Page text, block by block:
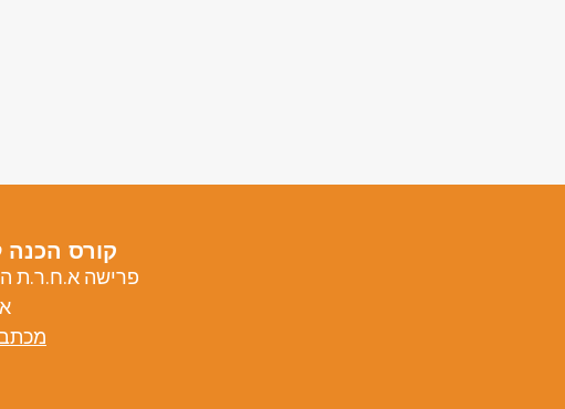
קורס
פרישה א.ח.ר.ת